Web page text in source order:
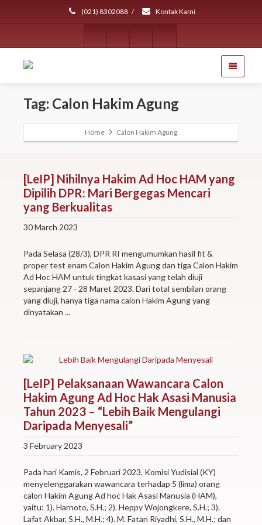
(021) 8302088 / Kontak Kami
Tag: Calon Hakim Agung
Home Calon Hakim Agung
[LeIP] Nihilnya Hakim Ad Hoc HAM yang
Dipilih DPR: Mari Bergegas Mencari
yang Berkualitas
30 March 2023
Pada Selasa (28/3), DPR RI mengumumkan hasil fit &
proper test enam Calon Hakim Agung dan tiga Calon Hakim
Ad Hoc HAM untuk tingkat kasasi yang telah diuji
sepanjang 27 - 28 Maret 2023. Dari total sembilan orang
yang diuji, hanya tiga nama calon Hakim Agung yang
dinyatakan ...
[LeIP] Pelaksanaan Wawancara Calon
Hakim Agung Ad Hoc Hak Asasi Manusia
Tahun 2023 – “Lebih Baik Mengulangi
Daripada Menyesali”
3 February 2023
Pada hari Kamis, 2 Februari 2023, Komisi Yudisial (KY)
menyelenggarakan wawancara terhadap 5 (lima) orang
calon Hakim Agung Ad hoc Hak Asasi Manusia (HAM),
yaitu: 1). Harnoto, S.H.; 2). Heppy Wojongkere, S.H.; 3).
Lafat Akbar, S.H., M.H.; 4). M. Fatan Riyadhi, S.H., M.H.; dan